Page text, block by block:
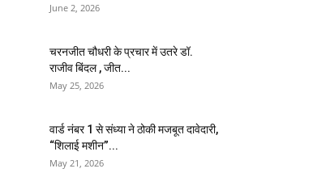
June 2, 2026
चरनजीत चौधरी के प्रचार में उतरे डॉ.
राजीव बिंदल , जीत...
May 25, 2026
वार्ड नंबर 1 से संध्या ने ठोकी मजबूत दावेदारी,
“शिलाई मशीन”...
May 21, 2026